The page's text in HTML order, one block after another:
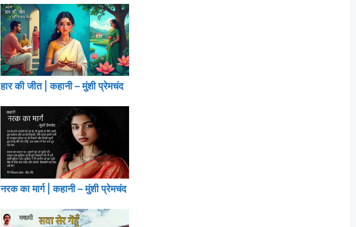
हार की जीत | कहानी – मुंशी प्रेमचंद
नरक का मार्ग | कहानी – मुंशी प्रेमचंद